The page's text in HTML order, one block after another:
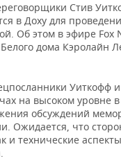
СПОРТА
Стив
в Доху для
Об этом в эфире Fox
дома Кэролайн
Уиткофф
на высоком уровне
обсуждений
Ожидается, что
и технические